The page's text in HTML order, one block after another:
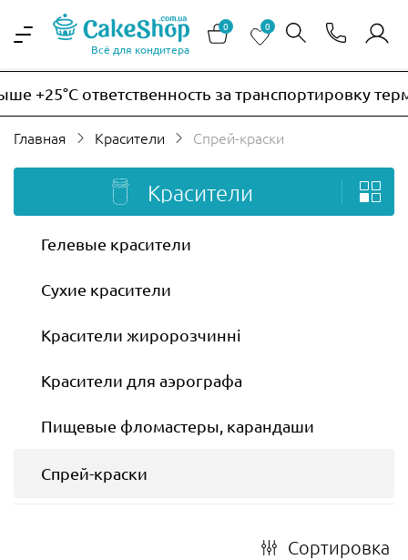
Всё для кондитера
0 0
ответственность за транспортировку
Главная Красители Спрей-краски
Красители
Гелевые красители
Сухие красители
Красители жиророзчинні
Красители для аэрографа
Пищевые фломастеры, карандаши
Спрей-краски
Сортировка